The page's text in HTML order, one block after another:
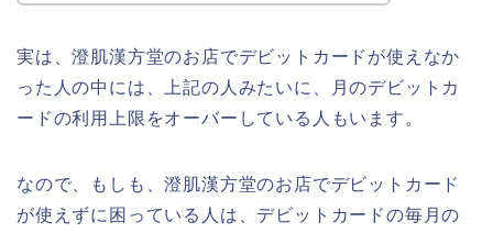
実は、澄肌漢方堂のお店でデビットカードが使えなか
った人の中には、上記の人みたいに、月のデビットカ
ードの利用上限をオーバーしている人もいます。
なので、もしも、澄肌漢方堂のお店でデビットカード
が使えずに困っている人は、デビットカードの毎月の